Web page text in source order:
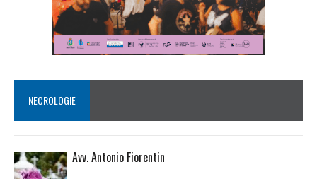
NECROLOGIE
Avv. Antonio Fiorentin